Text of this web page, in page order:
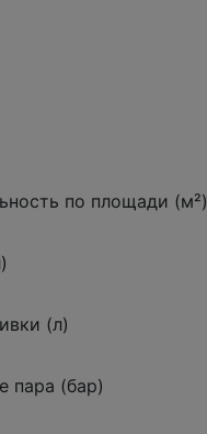
по площади (м²)
(л)
пара (бар)